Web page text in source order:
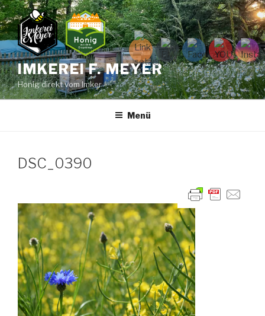
Zum
Inhalt
springen
IMKEREI F. MEYER
Honig direkt vom Imker
Menü
DSC_0390